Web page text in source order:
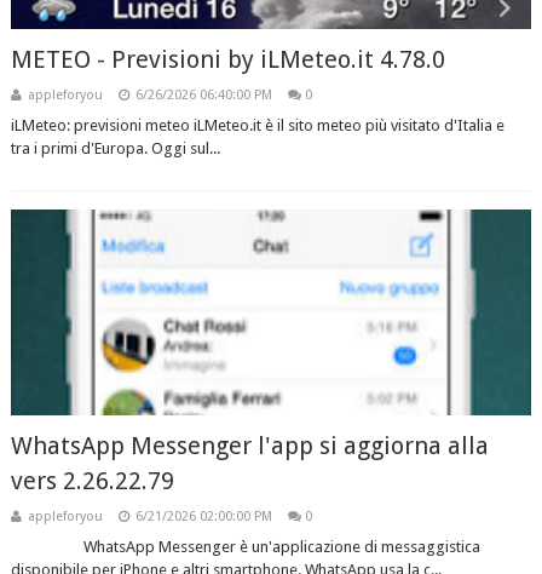
METEO - Previsioni by iLMeteo.it 4.78.0
appleforyou 6/26/2026 06:40:00 PM 0
iLMeteo: previsioni meteo iLMeteo.it è il sito meteo più visitato d'Italia e
tra i primi d'Europa. Oggi sul...
WhatsApp Messenger l'app si aggiorna alla
vers 2.26.22.79
appleforyou 6/21/2026 02:00:00 PM 0
WhatsApp Messenger è un'applicazione di messaggistica
disponibile per iPhone e altri smartphone. WhatsApp usa la c...